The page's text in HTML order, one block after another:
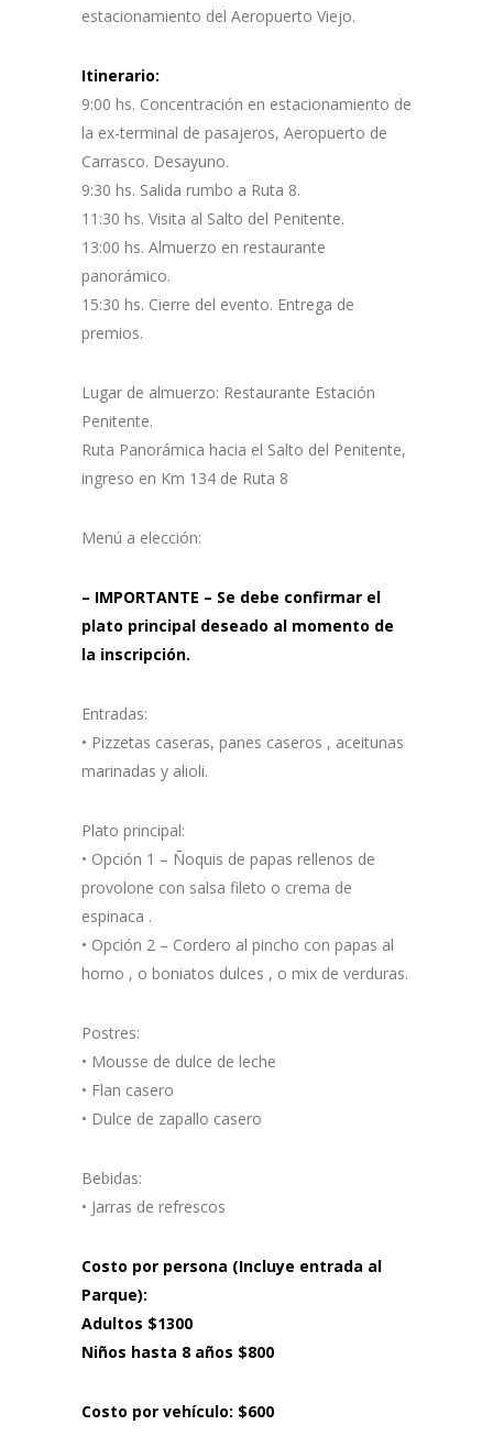
estacionamiento del Aeropuerto Viejo.
Itinerario:
9:00 hs. Concentración en estacionamiento de
la ex-terminal de pasajeros, Aeropuerto de
Carrasco. Desayuno.
9:30 hs. Salida rumbo a Ruta 8.
11:30 hs. Visita al Salto del Penitente.
13:00 hs. Almuerzo en restaurante
panorámico.
15:30 hs. Cierre del evento. Entrega de
premios.
Lugar de almuerzo: Restaurante Estación
Penitente.
Ruta Panorámica hacia el Salto del Penitente,
ingreso en Km 134 de Ruta 8
Menú a elección:
– IMPORTANTE – Se debe confirmar el
plato principal deseado al momento de
la inscripción.
Entradas:
• Pizzetas caseras, panes caseros , aceitunas
marinadas y alioli.
Plato principal:
• Opción 1 – Ñoquis de papas rellenos de
provolone con salsa fileto o crema de
espinaca .
• Opción 2 – Cordero al pincho con papas al
horno , o boniatos dulces , o mix de verduras.
Postres:
• Mousse de dulce de leche
• Flan casero
• Dulce de zapallo casero
Bebidas:
• Jarras de refrescos
Costo por persona (Incluye entrada al
Parque):
Adultos $1300
Niños hasta 8 años $800
Costo por vehículo: $600